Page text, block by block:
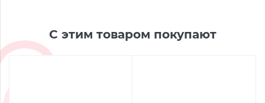
С этим товаром покупают